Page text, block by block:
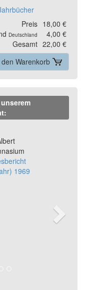
Preis 18,00 €
Deutschland
4,00 €
Gesamt 22,00 €
Warenkorb
1969